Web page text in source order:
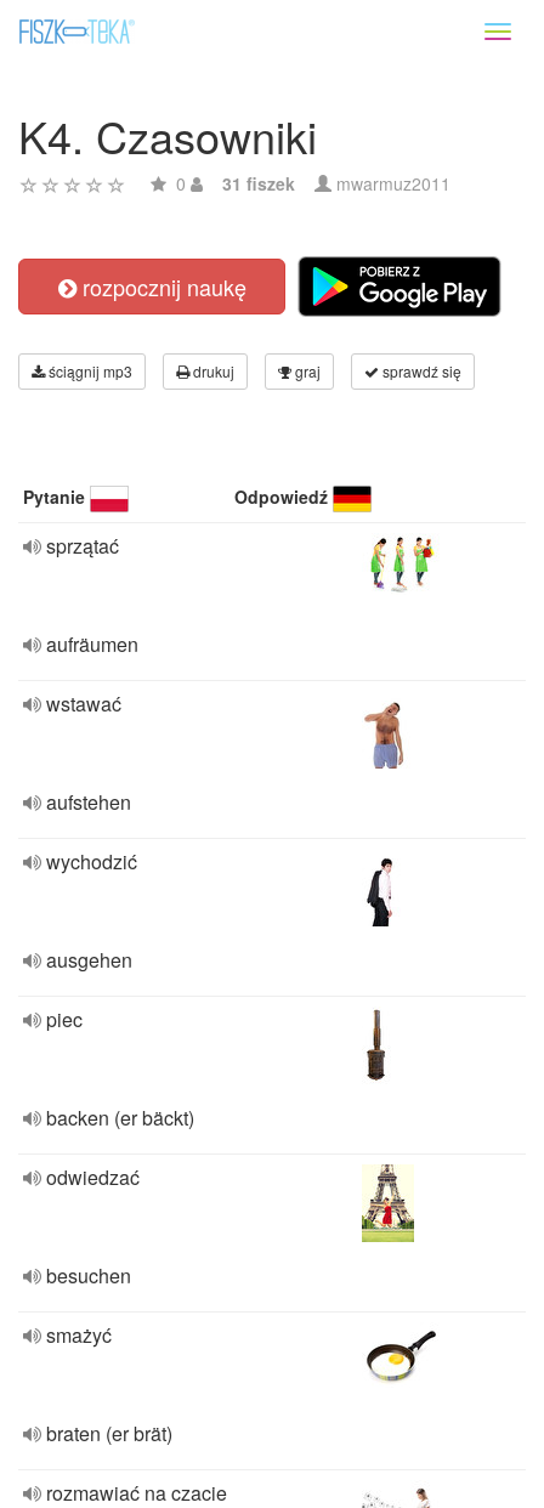
K4. Czasowniki
0 31 fiszek mwarmuz2011
rozpocznij naukę
ściągnij mp3 drukuj graj sprawdź się
Pytanie Odpowiedź
sprzątać
aufräumen
wstawać
aufstehen
wychodzić
ausgehen
piec
backen (er bäckt)
odwiedzać
besuchen
smażyć
braten (er brät)
rozmawiać na czacie